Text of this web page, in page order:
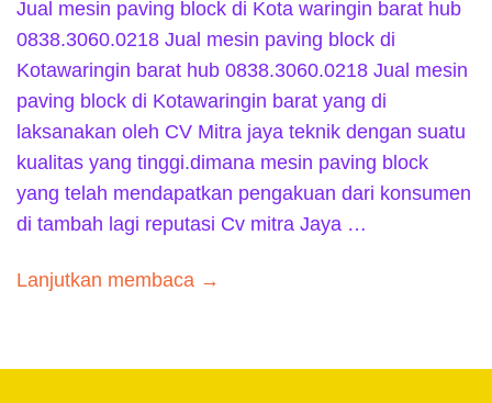
Jual mesin paving block di Kota waringin barat hub
0838.3060.0218 Jual mesin paving block di
Kotawaringin barat hub 0838.3060.0218 Jual mesin
paving block di Kotawaringin barat yang di
laksanakan oleh CV Mitra jaya teknik dengan suatu
kualitas yang tinggi.dimana mesin paving block
yang telah mendapatkan pengakuan dari konsumen
di tambah lagi reputasi Cv mitra Jaya …
Lanjutkan membaca →